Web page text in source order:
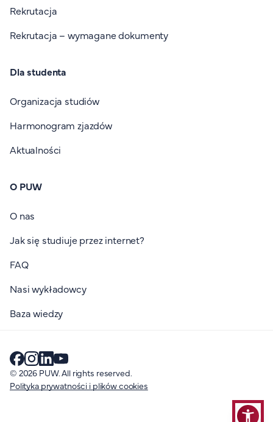
Rekrutacja
Rekrutacja – wymagane dokumenty
Dla studenta
Organizacja studiów
Harmonogram zjazdów
Aktualności
O PUW
O nas
Jak się studiuje przez internet?
FAQ
Nasi wykładowcy
Baza wiedzy
© 2026 PUW. All rights reserved.
Polityka prywatności i plików cookies